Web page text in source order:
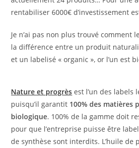
rentabiliser 6000€ d’investissement
Je n’ai pas non plus trouvé comment
la différence entre un produit
et un labelisé « organic », or l’un est
Nature et progrès est l’un des labels
puisqu’il garantit 100% des matières
biologique. 100% de la gamme doit
pour que l’entreprise puisse être
de synthèse sont interdits. L’huile de